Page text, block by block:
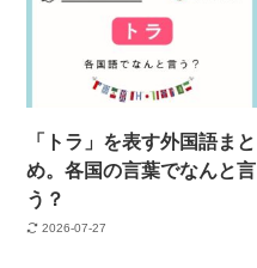
「トラ」を表す外国語まと
め。各国の言葉でなんと言
う？
2026-07-27